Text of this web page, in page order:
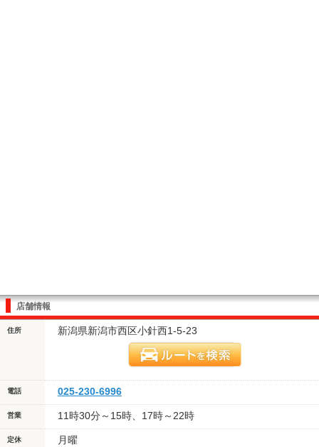
店舗情報
住所 新潟県新潟市西区小針西1-5-23
電話 025-230-6996
営業 11時30分～15時、17時～22時
定休 月曜